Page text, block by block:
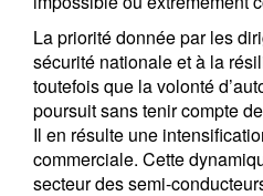
La priorité donnée par les
sécurité nationale et à la
toutefois que la volonté
poursuit sans tenir compte
Il en résulte une
commerciale. Cette
secteur des semi-